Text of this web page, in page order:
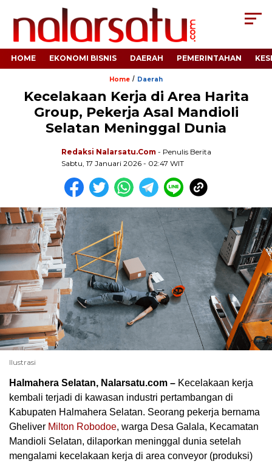
HOME EKONOMI BISNIS DAERAH PEMERINTAHAN
Home / Daerah
Kecelakaan Kerja di Area Harita
Group, Pekerja Asal Mandioli
Selatan Meninggal Dunia
Redaksi Nalarsatu.com - Penulis Berita
Sabtu, 17 Januari 2026 - 02:47 WIT
Ilustrasi
Halmahera Selatan, Nalarsatu.com – Kecelakaan kerja
kembali terjadi di kawasan industri pertambangan di
Kabupaten Halmahera Selatan. Seorang pekerja bernama
Gheliver Milton Robodoe, warga Desa Galala, Kecamatan
Mandioli Selatan, dilaporkan meninggal dunia setelah
mengalami kecelakaan kerja di area conveyor (produksi)